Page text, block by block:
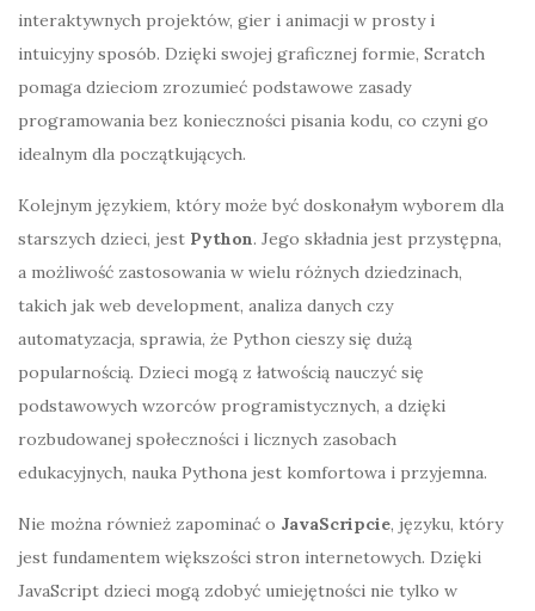
interaktywnych projektów, gier i animacji w prosty i
intuicyjny sposób. Dzięki swojej graficznej formie, Scratch
pomaga dzieciom zrozumieć podstawowe zasady
programowania bez konieczności pisania kodu, co czyni go
idealnym dla początkujących.
Kolejnym językiem, który może być doskonałym wyborem dla
starszych dzieci, jest Python. Jego składnia jest przystępna,
a możliwość zastosowania w wielu różnych dziedzinach,
takich jak web development, analiza danych czy
automatyzacja, sprawia, że Python cieszy się dużą
popularnością. Dzieci mogą z łatwością nauczyć się
podstawowych wzorców programistycznych, a dzięki
rozbudowanej społeczności i licznych zasobach
edukacyjnych, nauka Pythona jest komfortowa i przyjemna.
Nie można również zapominać o JavaScripcie, języku, który
jest fundamentem większości stron internetowych. Dzięki
JavaScript dzieci mogą zdobyć umiejętności nie tylko w